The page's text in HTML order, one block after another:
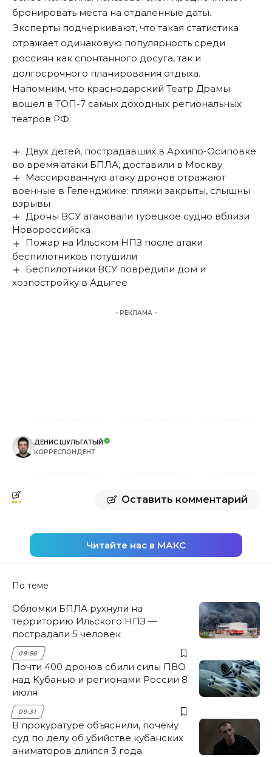
бронировать места на отдаленные даты.
Эксперты подчеркивают, что такая статистика
отражает одинаковую популярность среди
россиян как спонтанного досуга, так и
долгосрочного планирования отдыха.
Напомним, что краснодарский Театр Драмы
вошел в ТОП-7 самых доходных региональных
театров РФ.
Двух детей, пострадавших в Архипо-Осиповке
во время атаки БПЛА, доставили в Москву
Массированную атаку дронов отражают
военные в Геленджике: пляжи закрыты, слышны
взрывы
Дроны ВСУ атаковали турецкое судно вблизи
Новороссийска
Пожар на Ильском НПЗ после атаки
беспилотников потушили
Беспилотники ВСУ повредили дом и
хозпостройку в Адыгее
- РЕКЛАМА -
ДЕНИС ШУЛЬГАТЫЙ
КОРРЕСПОНДЕНТ
Оставить комментарий
Читайте нас в МАКС
По теме
Обломки БПЛА рухнули на
территорию Ильского НПЗ —
пострадали 5 человек
09:56
Почти 400 дронов сбили силы ПВО
над Кубанью и регионами России 8
июля
09:31
В прокуратуре объяснили, почему
суд по делу об убийстве кубанских
аниматоров длился 3 года